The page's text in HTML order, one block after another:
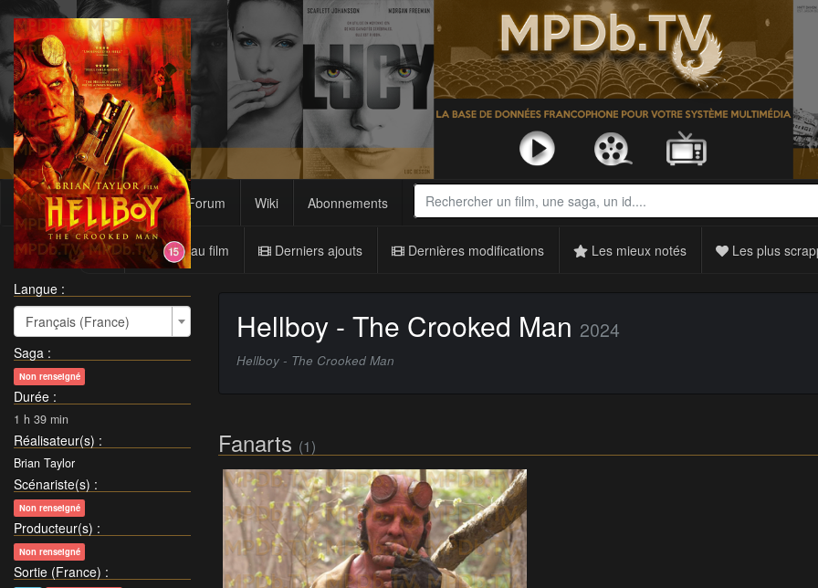
Films Sagas Forum Wiki Abonnements
Nouveau film Derniers ajouts Dernières modifications Les mieux notés Les plus
Langue :
Français (France)
Saga :
Non renseigné
Durée :
1 h 39 min
Réalisateur(s) :
Brian Taylor
Scénariste(s) :
Non renseigné
Producteur(s) :
Non renseigné
Sortie (France) :
Hellboy - The Crooked Man 2024
Hellboy - The Crooked Man
Fanarts (1)